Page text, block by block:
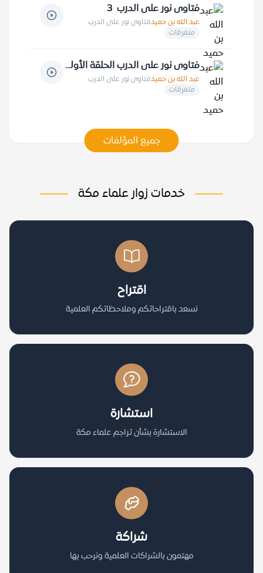
فتاوى نور على الدرب 3
عبد الله بن حميدفتاوى نور على الدرب
متفرقات
فتاوى نور على الدرب الحلقة الأولى
عبد الله بن حميدفتاوى نور على الدرب
متفرقات
جميع المؤلفات
خدمات زوار علماء مكة
اقتراح
نسعد باقتراحاتكم وملاحظاتكم العلمية
استشارة
الاستشارة بشأن تراجم علماء مكة
شراكة
مهتمون بالشراكات العلمية ونرحب بها